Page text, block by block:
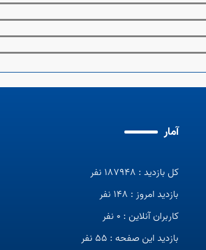
آمار
کل بازدید : 187948 نفر
بازدید امروز : 148 نفر
کاربران آنلاین : 0 نفر
بازدید این صفحه : 55 نفر